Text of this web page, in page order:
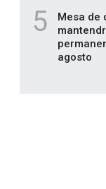
5
Mesa de
agosto